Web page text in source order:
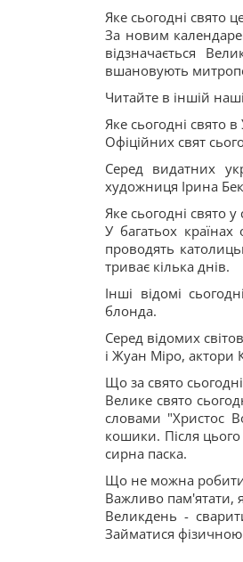
Яке сьогодні свято
За новим
відзначається
вшановують
Читайте в іншій
Яке сьогодні свято в
Офіційних свят
Серед видатних
художниця Ірина
Яке сьогодні свято у
У багатьох
проводять
триває кілька днів.
Інші відомі
блонда.
Серед відомих
і Жуан Міро, актори
Що за свято
Велике свято
словами "Христос
кошики. Після
сирна паска.
Що не можна робити
Важливо пам'ятати,
Великдень -
Займатися